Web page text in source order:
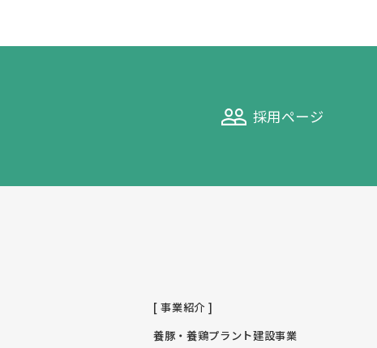
採用ページ
[ 事業紹介 ]
養豚・養鶏プラント建設事業